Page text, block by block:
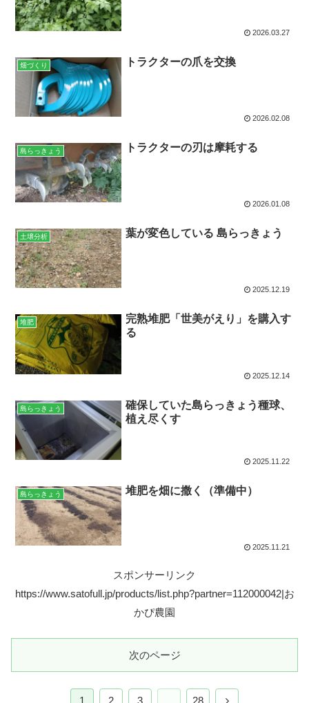
2026.03.27
畑づくり トラクターの爪を交換
2026.02.08
島らっきょう トラクターの刃は摩耗する
2026.01.08
土壌分析 葉が変色している 島らっきょう
2025.12.19
堆肥
完熟堆肥「世美がえり」を購入す
る
2025.12.14
島らっきょう
確保していた島らっきょう種球、
植え尽くす
2025.11.22
島らっきょう 堆肥を畑に撒く（準備中）
2025.11.21
スポンサーリンク
https://www.satofull.jp/products/list.php?partner=112000042|お
かぴ農園
次のページ
1 2 3 28 次